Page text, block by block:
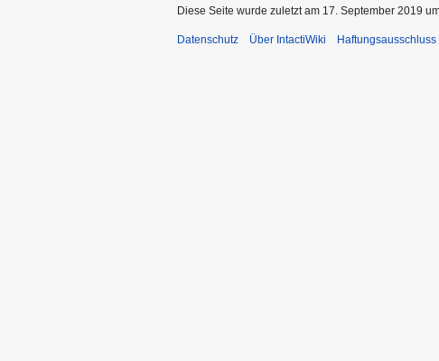
Diese Seite wurde zuletzt am 17. September 2019
Datenschutz Über IntactiWiki Haftungsausschluss